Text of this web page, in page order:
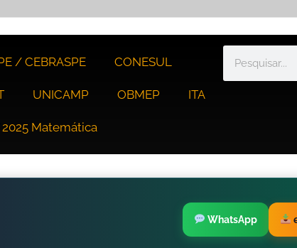
/ CEBRASPE CONESUL
UNICAMP OBMEP ITA
2025 Matemática
WhatsApp